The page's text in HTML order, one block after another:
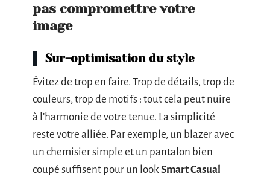
pas compromettre votre
image
Sur-optimisation du style
Évitez de trop en faire. Trop de détails, trop de
couleurs, trop de motifs : tout cela peut nuire
à l’harmonie de votre tenue. La simplicité
reste votre alliée. Par exemple, un blazer avec
un chemisier simple et un pantalon bien
coupé suffisent pour un look Smart Casual